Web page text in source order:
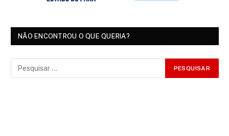
NÃO ENCONTROU O QUE QUERIA?